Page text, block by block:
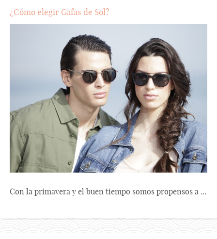
¿Cómo elegir Gafas de Sol?
Con la primavera y el buen tiempo somos propensos a ...